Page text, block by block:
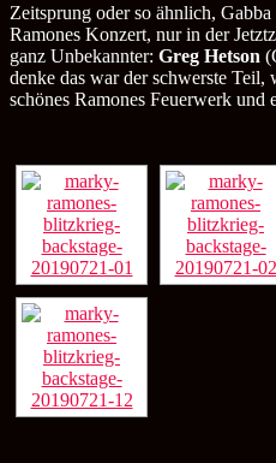
Zeitsprung oder so ähnlich,
Ramones Konzert, nur in der
ganz Unbekannter: Greg Hetson
denke das war der schwerste
schönes Ramones Feuerwerk